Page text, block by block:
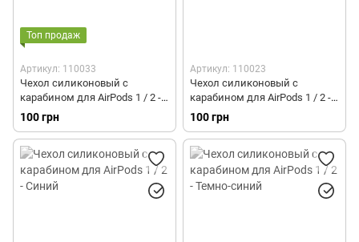
Топ продаж
Артикул: 110033
Чехол силиконовый с
карабином для AirPods 1 / 2 -
Бирюзовый
100 грн
Артикул: 110023
Чехол силиконовый с
карабином для AirPods 1 / 2 -
Серый
100 грн